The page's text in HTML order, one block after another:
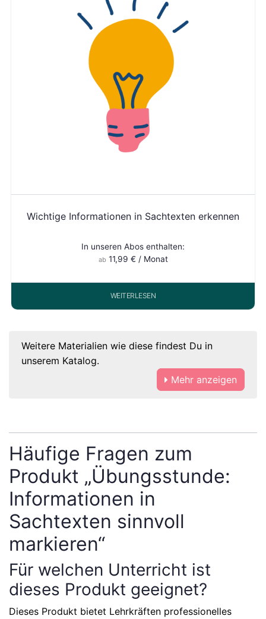
Wichtige Informationen in Sachtexten erkennen
In unseren Abos enthalten:
ab 11,99 € / Monat
WEITERLESEN
Weitere Materialien wie diese findest Du in
unserem Katalog.
Mehr anzeigen
Häufige Fragen zum
Produkt „Übungsstunde:
Informationen in
Sachtexten sinnvoll
markieren“
Für welchen Unterricht ist
dieses Produkt geeignet?
Dieses Produkt bietet Lehrkräften professionelles